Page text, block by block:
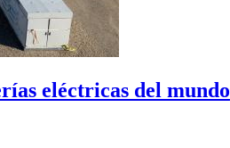
eléctricas del mundo